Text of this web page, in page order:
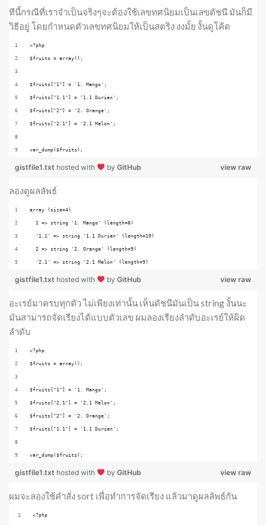
ทีนี้กรณีที่เราจำเป็นจริงๆจะต้องใช้เลขทศนิยมเป็นเลขดัชนี มันก็มี
วิธีอยู่ โดยกำหนดตัวเลขทศนิยมให้เป็นสตริง งงมั้ย งั้นดูโค้ด
<?php
$fruits = array();
$fruits["1"] = '1. Mango';
$fruits["1.1"] = '1.1 Durien';
$fruits["2"] = '2. Orange';
$fruits["2.1"] = '2.1 Melon';
var_dump($fruits);
view raw
gistfile1.txt hosted with by GitHub
ลองดูผลลัพธ์
array (size=4)
  1 => string '1. Mango' (length=8)
  '1.1' => string '1.1 Durien' (length=10)
  2 => string '2. Orange' (length=9)
  '2.1' => string '2.1 Melon' (length=9)
view raw
gistfile1.txt hosted with by GitHub
อะเรย์มาครบทุกตัว ไม่เพียงเท่านั้น เห็นดัชนีมันเป็น string งั้นนะ
มันสามารถจัดเรียงได้แบบตัวเลข ผมลองเรียงลำดับอะเรย์ให้ผิด
ลำดับ
<?php
$fruits = array();
$fruits["1"] = '1. Mango';
$fruits["2.1"] = '2.1 Melon';
$fruits["2"] = '2. Orange';
$fruits["1.1"] = '1.1 Durien';
var_dump($fruits);
view raw
gistfile1.txt hosted with by GitHub
ผมจะลองใช้คำสั่ง sort เพื่อทำการจัดเรียง แล้วมาดูผลลัพธ์กัน
<?php